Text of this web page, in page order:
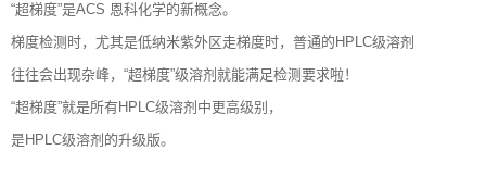
“超梯度”是ACS 恩科化学的新概念。
梯度检测时，尤其是低纳米紫外区走梯度时，普通的HPLC级溶剂
往往会出现杂峰，“超梯度”级溶剂就能满足检测要求啦！
“超梯度”就是所有HPLC级溶剂中更高级别，
是HPLC级溶剂的升级版。